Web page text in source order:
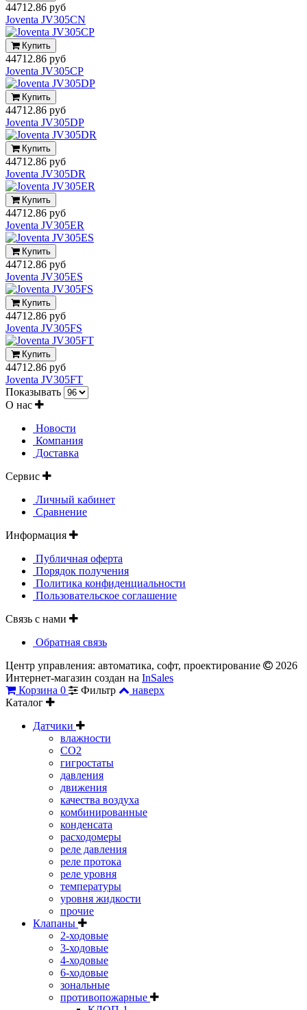
44712.86 руб
Joventa JV305CN
Купить
44712.86 руб
Joventa JV305CP
Купить
44712.86 руб
Joventa JV305DP
Купить
44712.86 руб
Joventa JV305DR
Купить
44712.86 руб
Joventa JV305ER
Купить
44712.86 руб
Joventa JV305ES
Купить
44712.86 руб
Joventa JV305FS
Купить
44712.86 руб
Joventa JV305FT
Показывать
О нас
Новости
Компания
Доставка
Сервис
Личный кабинет
Сравнение
Информация
Публичная оферта
Порядок получения
Политика конфиденциальности
Пользовательское соглашение
Связь с нами
Обратная связь
Центр управления: автоматика, софт, проектирование
2026
Интернет-магазин создан на InSales
Корзина 0 Фильтр
наверх
Каталог
Датчики
влажности
CO2
гигростаты
давления
движения
качества воздуха
комбинированные
конденсата
расходомеры
реле давления
реле протока
реле уровня
температуры
уровня жидкости
прочие
Клапаны
2-ходовые
3-ходовые
4-ходовые
6-ходовые
зональные
противопожарные